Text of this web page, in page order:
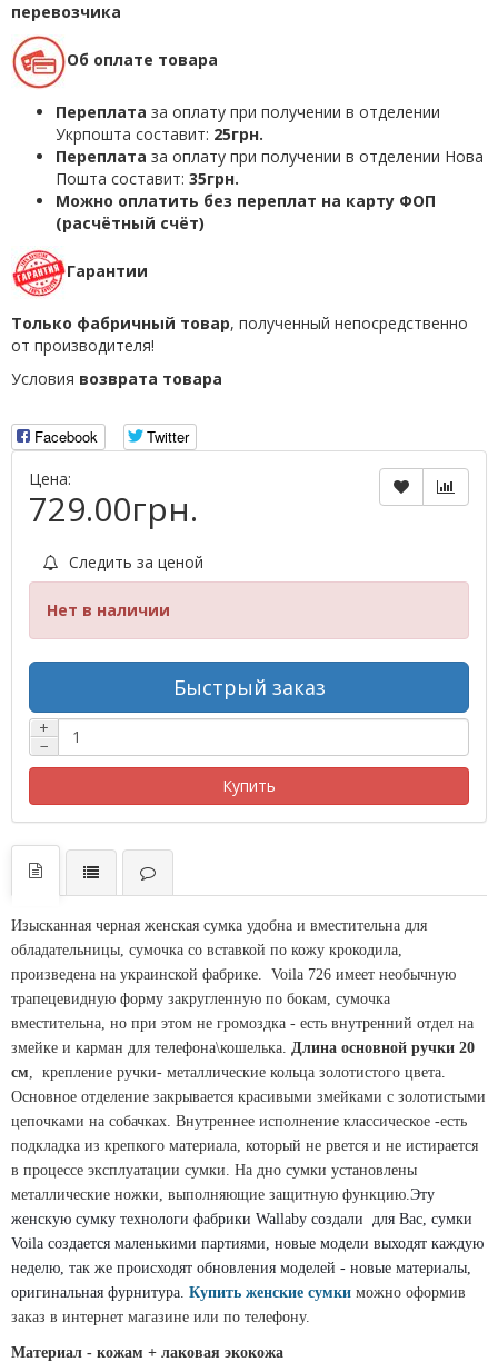
перевозчика
Об оплате товара
Переплата за оплату при получении в отделении
Укрпошта составит: 25грн.
Переплата за оплату при получении в отделении Нова
Пошта составит: 35грн.
Можно оплатить без переплат на карту ФОП
(расчётный счёт)
Гарантии
Только фабричный товар, полученный непосредственно
от производителя!
Условия возврата товара
Facebook
Twitter
Цена:
729.00грн.
Следить за ценой
Нет в наличии
Быстрый заказ
+
−
Купить
Изысканная черная женская сумка удобна и вместительна для
обладательницы, сумочка со вставкой по кожу крокодила,
произведена на украинской фабрике. Voila 726 имеет необычную
трапецевидную форму закругленную по бокам, сумочка
вместительна, но при этом не громоздка - есть внутренний отдел на
змейке и карман для телефона\кошелька. Длина основной ручки 20
см , крепление ручки- металлические кольца золотистого цвета.
Основное отделение закрывается красивыми змейками с золотистыми
цепочками на собачках. Внутреннее исполнение классическое -есть
подкладка из крепкого материала, который не рвется и не истирается
в процессе эксплуатации сумки. На дно сумки установлены
металлические ножки, выполняющие защитную функцию. Эту
женскую сумку технологи фабрики Wallaby создали  для Вас, сумки
Voila создается маленькими партиями, новые модели выходят каждую
неделю, так же происходят обновления моделей - новые материалы,
оригинальная фурнитура. Купить женские сумки можно оформив
заказ в интернет магазине или по телефону.
Материал - кожам + лаковая экокожа